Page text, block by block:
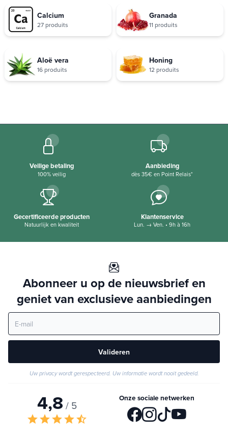
Calcium
27 produits
Granada
11 produits
Aloë vera
16 produits
Honing
12 produits
Veilige betaling
100% veilig
Aanbieding
dès 35€ en Point Relais*
Gecertificeerde producten
Natuurlijk en kwaliteit
Klantenservice
Lun. → Ven. • 9h à 16h
Abonneer u op de nieuwsbrief en
geniet van exclusieve aanbiedingen
Valideren
Uw privacy wordt gerespecteerd. Uw informatie wordt nooit gedeeld.
4,8 / 5
starstarstarstarstar_half
Onze sociale netwerken